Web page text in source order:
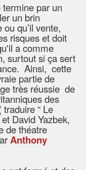
par un
un brin
qu’il vente,
risques et doit
a comme
surtout si ça sert
Ainsi, cette
partie de
très réussie de
des
traduire “ Le
David Yazbek,
de théatre
Anthony